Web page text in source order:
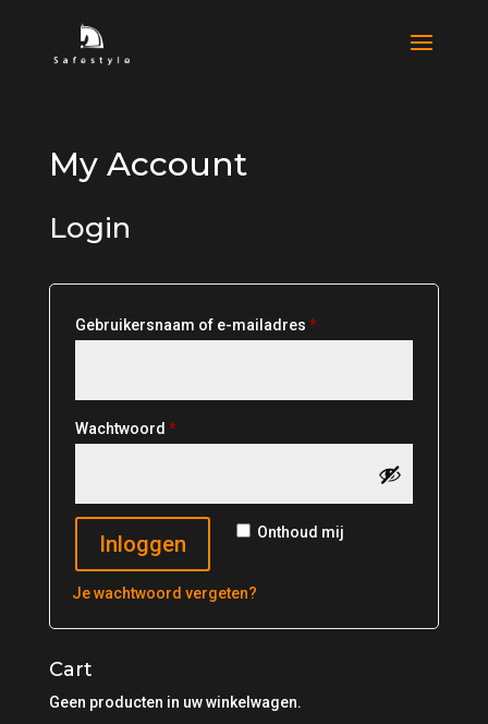
My Account
Login
Gebruikersnaam of e-mailadres *Required
Wachtwoord *Required
Onthoud mij
Inloggen
Je wachtwoord vergeten?
Cart
Geen producten in uw winkelwagen.